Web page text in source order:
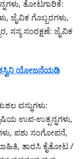
ತೋಟಗಾರಿಕೆ:
ಜೈವಿಕ ಗೊಬ್ಬರಗಳು,
ಸಸ್ಯ ಸಂರಕ್ಷಣೆ: ಜೈವಿಕ
ಯೋಜನೆಯಡಿ
ವಸ್ಥುಗಳು:
ಉಪ-ಉತ್ಪನ್ನಗಳು,
ಪಶು ಸಂಗೋಪನೆ,
ತಾರಸಿ ಕೈತೋಟ /